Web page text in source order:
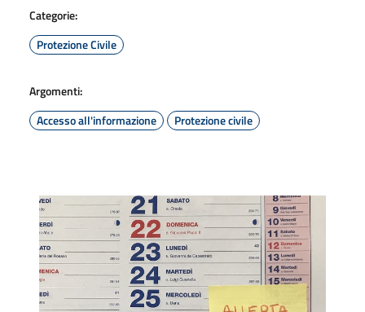
Categorie:
Protezione Civile
Argomenti:
Accesso all'informazione
Protezione civile